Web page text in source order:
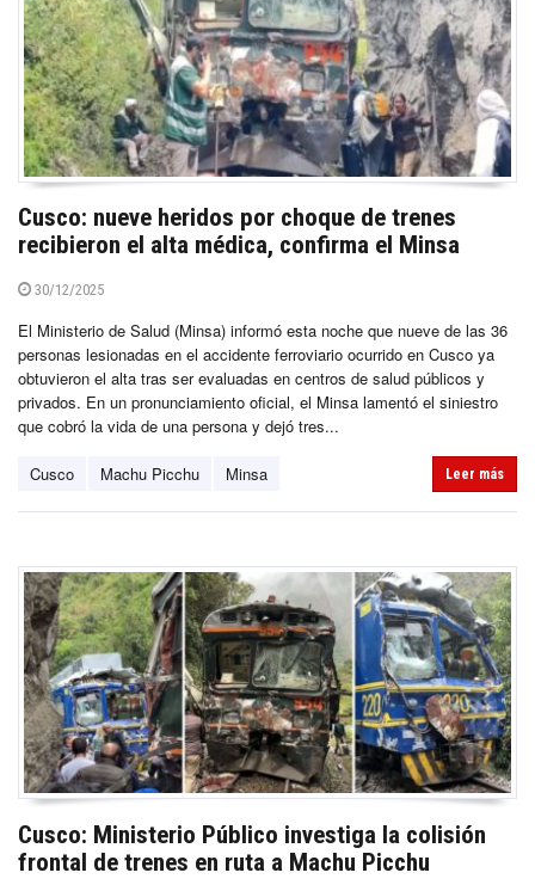
Cusco: nueve heridos por choque de trenes
recibieron el alta médica, confirma el Minsa
30/12/2025
El Ministerio de Salud (Minsa) informó esta noche que nueve de las 36
personas lesionadas en el accidente ferroviario ocurrido en Cusco ya
obtuvieron el alta tras ser evaluadas en centros de salud públicos y
privados. En un pronunciamiento oficial, el Minsa lamentó el siniestro
que cobró la vida de una persona y dejó tres...
Cusco Machu Picchu Minsa Leer más
Cusco: Ministerio Público investiga la colisión
frontal de trenes en ruta a Machu Picchu